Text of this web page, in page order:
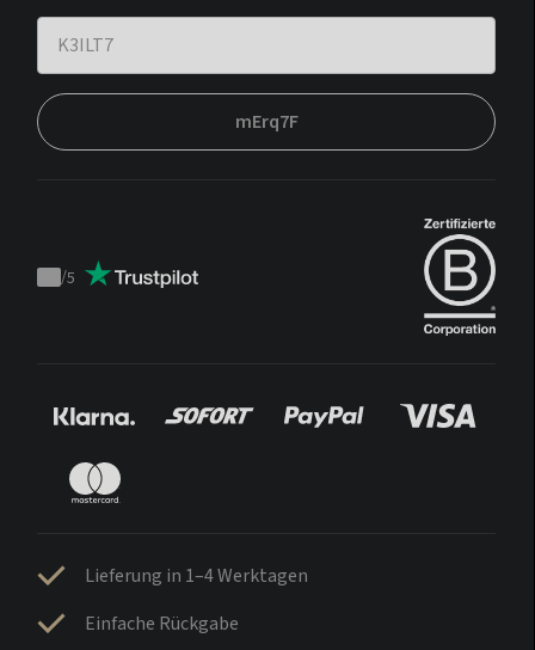
mErq7F
Trustpilot
/5
Lieferung in 1–4 Werktagen
Einfache Rückgabe